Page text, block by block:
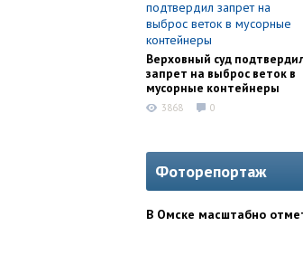
Верховный суд
запрет на выброс веток в
мусорные контейнеры
3868 0
Фоторепортаж
В Омске масштабно